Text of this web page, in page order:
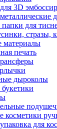
3D
для
материалы
печать
дыроколы
косметики
для